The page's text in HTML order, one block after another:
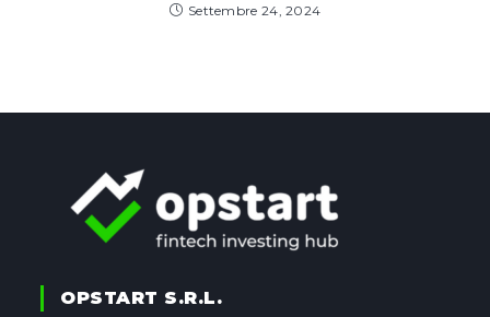
Settembre 24, 2024
OPSTART S.r.l.